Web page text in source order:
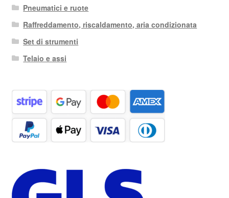
Pneumatici e ruote
Raffreddamento, riscaldamento, aria condizionata
Set di strumenti
Telaio e assi